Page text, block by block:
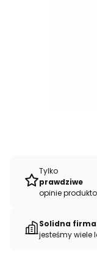
Tylko
prawdziwe
opinie
Solidna
jesteśmy wiele